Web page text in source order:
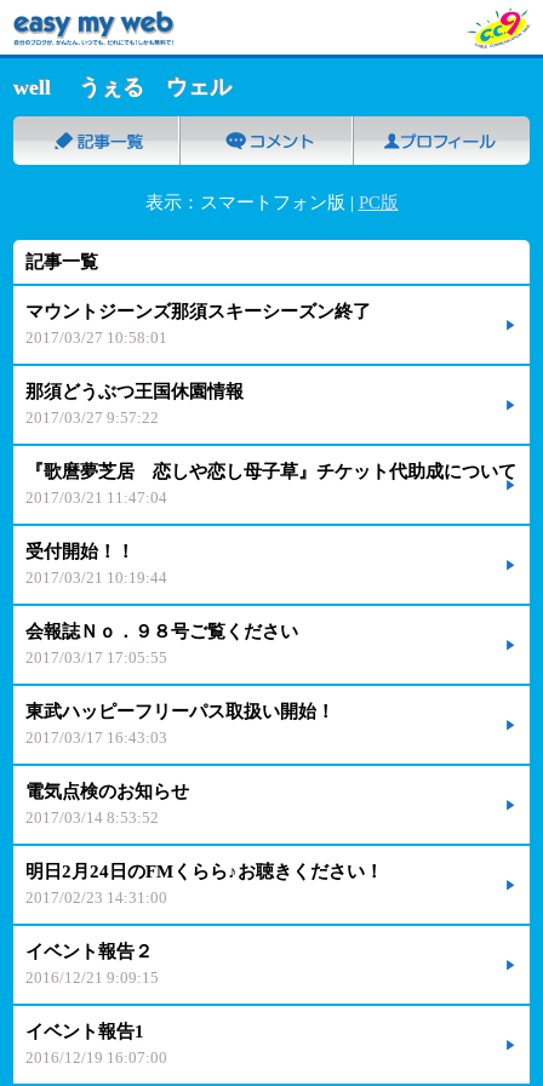
well うぇる ウェル
表示：スマートフォン版 | PC版
記事一覧
マウントジーンズ那須スキーシーズン終了
2017/03/27 10:58:01
那須どうぶつ王国休園情報
2017/03/27 9:57:22
『歌麿夢芝居 恋しや恋し母子草』チケット代助成について
2017/03/21 11:47:04
受付開始！！
2017/03/21 10:19:44
会報誌Ｎｏ．９８号ご覧ください
2017/03/17 17:05:55
東武ハッピーフリーパス取扱い開始！
2017/03/17 16:43:03
電気点検のお知らせ
2017/03/14 8:53:52
明日2月24日のFMくらら♪お聴きください！
2017/02/23 14:31:00
イベント報告２
2016/12/21 9:09:15
イベント報告1
2016/12/19 16:07:00